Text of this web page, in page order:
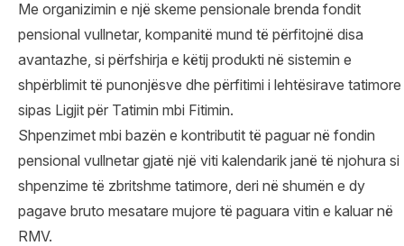
Me organizimin e një skeme pensionale brenda fondit
pensional vullnetar, kompanitë mund të përfitojnë disa
avantazhe, si përfshirja e këtij produkti në sistemin e
shpërblimit të punonjësve dhe përfitimi i lehtësirave tatimore
sipas Ligjit për Tatimin mbi Fitimin.
Shpenzimet mbi bazën e kontributit të paguar në fondin
pensional vullnetar gjatë një viti kalendarik janë të njohura si
shpenzime të zbritshme tatimore, deri në shumën e dy
pagave bruto mesatare mujore të paguara vitin e kaluar në
RMV.